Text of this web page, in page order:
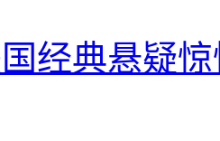
经典悬疑